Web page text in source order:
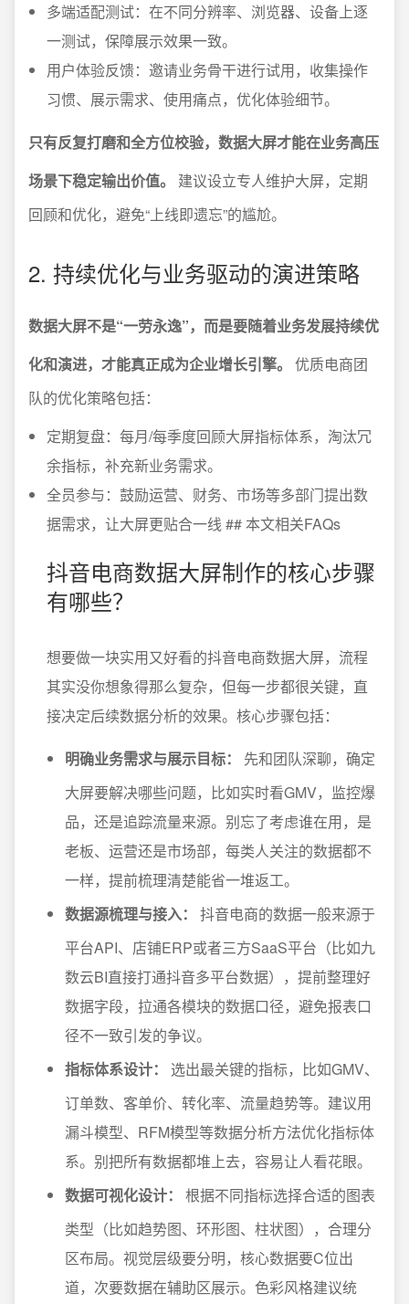
多端适配测试：在不同分辨率、浏览器、设备上逐
一测试，保障展示效果一致。
用户体验反馈：邀请业务骨干进行试用，收集操作
习惯、展示需求、使用痛点，优化体验细节。
只有反复打磨和全方位校验，数据大屏才能在业务高压
场景下稳定输出价值。
建议设立专人维护大屏，定期
回顾和优化，避免“上线即遗忘”的尴尬。
2. 持续优化与业务驱动的演进策略
数据大屏不是“一劳永逸”，而是要随着业务发展持续优
化和演进，才能真正成为企业增长引擎。
优质电商团
队的优化策略包括：
定期复盘：每月/每季度回顾大屏指标体系，淘汰冗
余指标，补充新业务需求。
全员参与：鼓励运营、财务、市场等多部门提出数
据需求，让大屏更贴合一线 ## 本文相关FAQs
抖音电商数据大屏制作的核心步骤
有哪些？
想要做一块实用又好看的抖音电商数据大屏，流程
其实没你想象得那么复杂，但每一步都很关键，直
接决定后续数据分析的效果。核心步骤包括：
明确业务需求与展示目标：
先和团队深聊，确定
大屏要解决哪些问题，比如实时看GMV，监控爆
品，还是追踪流量来源。别忘了考虑谁在用，是
老板、运营还是市场部，每类人关注的数据都不
一样，提前梳理清楚能省一堆返工。
数据源梳理与接入：
抖音电商的数据一般来源于
平台API、店铺ERP或者三方SaaS平台（比如九
数云BI直接打通抖音多平台数据），提前整理好
数据字段，拉通各模块的数据口径，避免报表口
径不一致引发的争议。
指标体系设计：
选出最关键的指标，比如GMV、
订单数、客单价、转化率、流量趋势等。建议用
漏斗模型、RFM模型等数据分析方法优化指标体
系。别把所有数据都堆上去，容易让人看花眼。
数据可视化设计：
根据不同指标选择合适的图表
类型（比如趋势图、环形图、柱状图），合理分
区布局。视觉层级要分明，核心数据要C位出
道，次要数据在辅助区展示。色彩风格建议统